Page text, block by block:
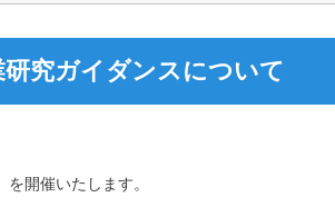
究ガイダンスについて
開催いたします。